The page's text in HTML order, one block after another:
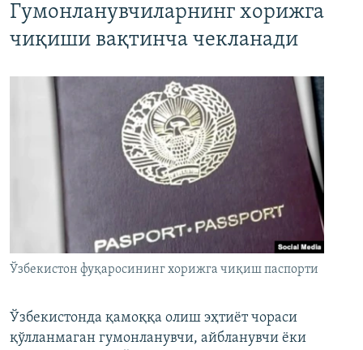
Гумонланувчиларнинг хорижга
чиқиши вақтинча чекланади
Ўзбекистон фуқаросининг хорижга чиқиш паспорти
Ўзбекистонда қамоққа олиш эҳтиёт чораси
қўлланмаган гумонланувчи, айбланувчи ёки